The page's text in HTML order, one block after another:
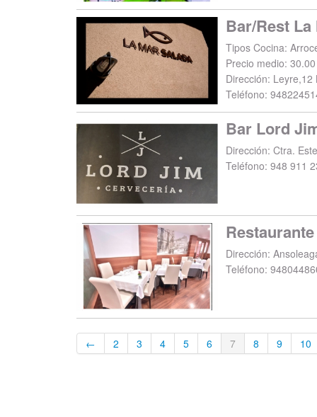
Bar/Rest La
Tipos Cocina:
Precio medio:
Dirección: Leyre,12
Teléfono:
Bar Lord
Dirección: Ctra.
Teléfono: 948 911
Dirección:
Teléfono:
← 2 3 4 5 6 7 8 9 10